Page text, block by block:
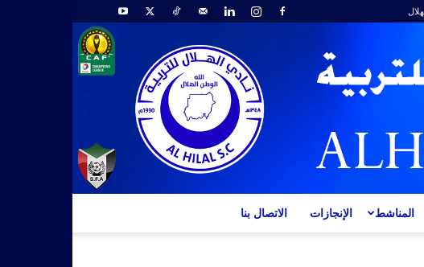
الاتصال بنا الإنجازات المناشط